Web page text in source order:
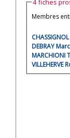
4 fiches
Membres
DEBRAY
MARCHIONI
VILLEHERVE